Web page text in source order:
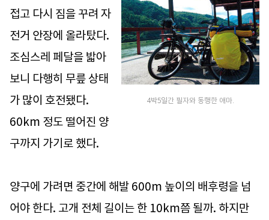
4박5일간 필자와 동행한 애마.
접고 다시 짐을 꾸려 자
전거 안장에 올라탔다.
조심스레 페달을 밟아
보니 다행히 무릎 상태
가 많이 호전됐다.
60km 정도 떨어진 양
구까지 가기로 했다.
양구에 가려면 중간에 해발 600m 높이의 배후령을 넘
어야 한다. 고개 전체 길이는 한 10km쯤 될까. 하지만